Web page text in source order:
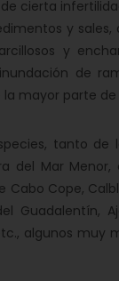
cierta
y
y
de
mayor parte
tanto de
del Mar
Cope,
algunos